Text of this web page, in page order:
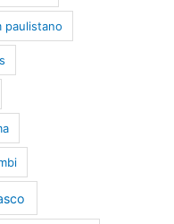
paulistano